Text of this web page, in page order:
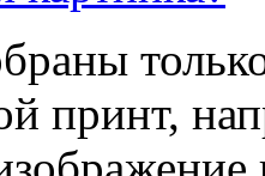
принт,